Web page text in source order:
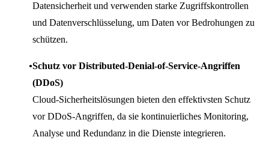
Datensicherheit und verwenden starke Zugriffskontrollen
und Datenverschlüsselung, um Daten vor Bedrohungen zu
schützen.
Schutz vor Distributed-Denial-of-Service-Angriffen
(DDoS)
Cloud-Sicherheitslösungen bieten den effektivsten Schutz
vor DDoS-Angriffen, da sie kontinuierliches Monitoring,
Analyse und Redundanz in die Dienste integrieren.